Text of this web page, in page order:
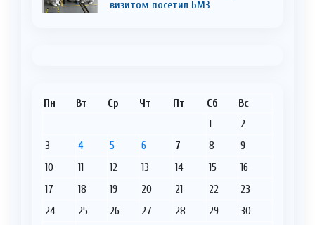
визитом посетил БМЗ
Пн Вт Ср Чт Пт Сб Вс
1
2
3
4 5 6 7 8
9
10
11 12 13 14 15
16
17
18 19 20 21 22
23
24
25 26 27 28 29
30